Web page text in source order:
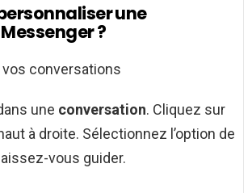
une
?
vos conversations
une conversation. Cliquez sur
à droite. Sélectionnez l’option de
vous guider.